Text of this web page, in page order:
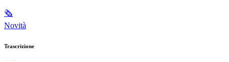
🗞
Novità
Trascrizione